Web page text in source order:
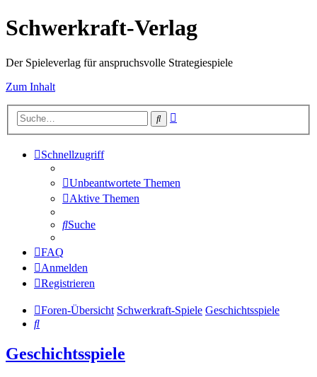
Schwerkraft-Verlag
Der Spieleverlag für anspruchsvolle Strategiespiele
Zum Inhalt
Suche
Schnellzugriff
Unbeantwortete Themen
Aktive Themen
Suche
FAQ
Anmelden
Registrieren
Foren-Übersicht Schwerkraft-Spiele Geschichtsspiele
Suche
Geschichtsspiele